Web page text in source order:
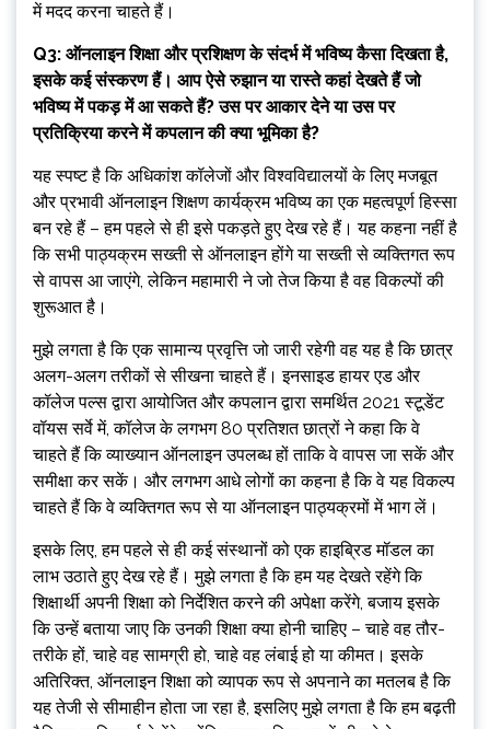
में मदद करना चाहते हैं।
Q3: ऑनलाइन शिक्षा और प्रशिक्षण के संदर्भ में भविष्य कैसा दिखता है,
इसके कई संस्करण हैं। आप ऐसे रुझान या रास्ते कहां देखते हैं जो
भविष्य में पकड़ में आ सकते हैं? उस पर आकार देने या उस पर
प्रतिक्रिया करने में कपलान की क्या भूमिका है?
यह स्पष्ट है कि अधिकांश कॉलेजों और विश्वविद्यालयों के लिए मजबूत
और प्रभावी ऑनलाइन शिक्षण कार्यक्रम भविष्य का एक महत्वपूर्ण हिस्सा
बन रहे हैं – हम पहले से ही इसे पकड़ते हुए देख रहे हैं। यह कहना नहीं है
कि सभी पाठ्यक्रम सख्ती से ऑनलाइन होंगे या सख्ती से व्यक्तिगत रूप
से वापस आ जाएंगे, लेकिन महामारी ने जो तेज किया है वह विकल्पों की
शुरूआत है।
मुझे लगता है कि एक सामान्य प्रवृत्ति जो जारी रहेगी वह यह है कि छात्र
अलग-अलग तरीकों से सीखना चाहते हैं। इनसाइड हायर एड और
कॉलेज पल्स द्वारा आयोजित और कपलान द्वारा समर्थित 2021 स्टूडेंट
वॉयस सर्वे में, कॉलेज के लगभग 80 प्रतिशत छात्रों ने कहा कि वे
चाहते हैं कि व्याख्यान ऑनलाइन उपलब्ध हों ताकि वे वापस जा सकें और
समीक्षा कर सकें। और लगभग आधे लोगों का कहना है कि वे यह विकल्प
चाहते हैं कि वे व्यक्तिगत रूप से या ऑनलाइन पाठ्यक्रमों में भाग लें।
इसके लिए, हम पहले से ही कई संस्थानों को एक हाइब्रिड मॉडल का
लाभ उठाते हुए देख रहे हैं। मुझे लगता है कि हम यह देखते रहेंगे कि
शिक्षार्थी अपनी शिक्षा को निर्देशित करने की अपेक्षा करेंगे, बजाय इसके
कि उन्हें बताया जाए कि उनकी शिक्षा क्या होनी चाहिए – चाहे वह तौर-
तरीके हों, चाहे वह सामग्री हो, चाहे वह लंबाई हो या कीमत। इसके
अतिरिक्त, ऑनलाइन शिक्षा को व्यापक रूप से अपनाने का मतलब है कि
यह तेजी से सीमाहीन होता जा रहा है, इसलिए मुझे लगता है कि हम बढ़ती